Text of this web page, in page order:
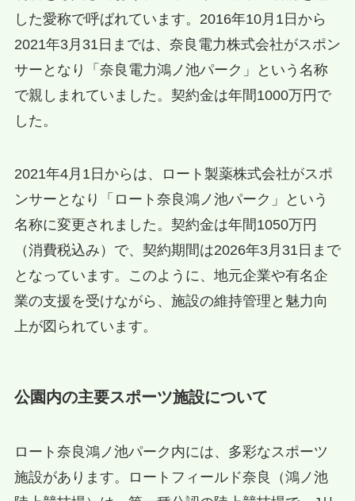
した愛称で呼ばれています。2016年10月1日から
2021年3月31日までは、奈良電力株式会社がスポン
サーとなり「奈良電力鴻ノ池パーク」という名称
で親しまれていました。契約金は年間1000万円で
した。
2021年4月1日からは、ロート製薬株式会社がスポ
ンサーとなり「ロート奈良鴻ノ池パーク」という
名称に変更されました。契約金は年間1050万円
（消費税込み）で、契約期間は2026年3月31日まで
となっています。このように、地元企業や有名企
業の支援を受けながら、施設の維持管理と魅力向
上が図られています。
公園内の主要スポーツ施設について
ロート奈良鴻ノ池パーク内には、多彩なスポーツ
施設があります。ロートフィールド奈良（鴻ノ池